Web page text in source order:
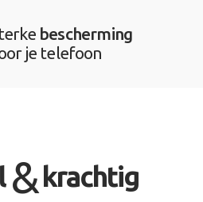
bescherming
je telefoon
& krachtig